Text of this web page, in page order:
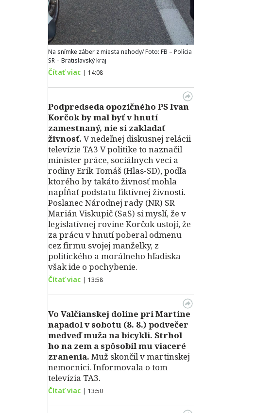
Na snímke záber z miesta nehody/ Foto: FB – Polícia
SR – Bratislavský kraj
Čítať viac | 14:08
Podpredseda opozičného PS Ivan
Korčok by mal byť v hnutí
zamestnaný, nie si zakladať
živnosť. V nedeľnej diskusnej relácii
televízie TA3 V politike to naznačil
minister práce, sociálnych vecí a
rodiny Erik Tomáš (Hlas-SD), podľa
ktorého by takáto živnosť mohla
napĺňať podstatu fiktívnej živnosti.
Poslanec Národnej rady (NR) SR
Marián Viskupič (SaS) si myslí, že v
legislatívnej rovine Korčok ustojí, že
za prácu v hnutí poberal odmenu
cez firmu svojej manželky, z
politického a morálneho hľadiska
však ide o pochybenie.
Čítať viac | 13:58
Vo Valčianskej doline pri Martine
napadol v sobotu (8. 8.) podvečer
medveď muža na bicykli. Strhol
ho na zem a spôsobil mu viaceré
zranenia. Muž skončil v martinskej
nemocnici. Informovala o tom
televízia TA3.
Čítať viac | 13:50